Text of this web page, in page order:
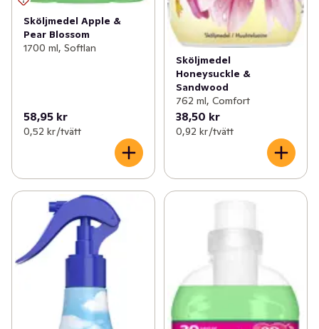
Sköljmedel Apple &
Pear Blossom
1700 ml, Softlan
58,95 kr
0,52 kr /tvätt
Sköljmedel
Honeysuckle &
Sandwood
762 ml, Comfort
38,50 kr
0,92 kr /tvätt